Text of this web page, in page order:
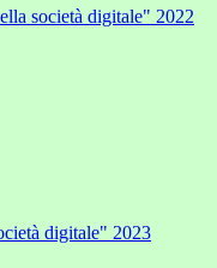
società digitale" 2022
digitale" 2023